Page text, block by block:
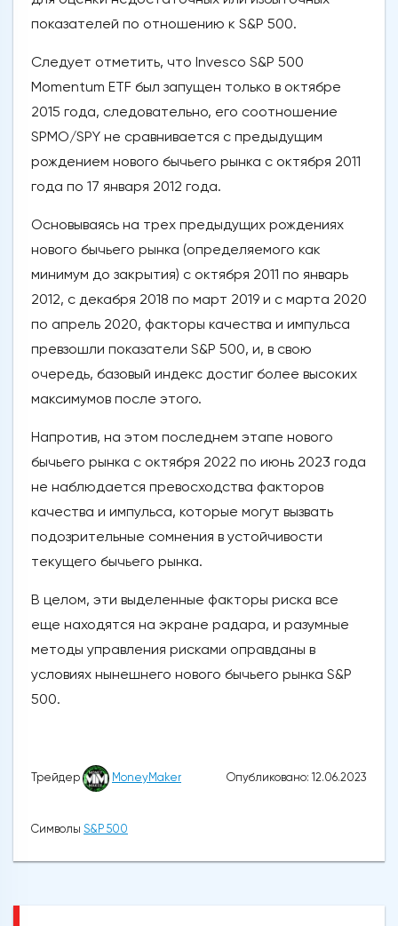
показателей по отношению к S&P 500.
Следует отметить, что Invesco S&P 500
Momentum ETF был запущен только в октябре
2015 года, следовательно, его соотношение
SPMO/SPY не сравнивается с предыдущим
рождением нового бычьего рынка с октября 2011
года по 17 января 2012 года.
Основываясь на трех предыдущих рождениях
нового бычьего рынка (определяемого как
минимум до закрытия) с октября 2011 по январь
2012, с декабря 2018 по март 2019 и с марта 2020
по апрель 2020, факторы качества и импульса
превзошли показатели S&P 500, и, в свою
очередь, базовый индекс достиг более высоких
максимумов после этого.
Напротив, на этом последнем этапе нового
бычьего рынка с октября 2022 по июнь 2023 года
не наблюдается превосходства факторов
качества и импульса, которые могут вызвать
подозрительные сомнения в устойчивости
текущего бычьего рынка.
В целом, эти выделенные факторы риска все
еще находятся на экране радара, и разумные
методы управления рисками оправданы в
условиях нынешнего нового бычьего рынка S&P
500.
Трейдер MoneyMaker Опубликовано: 12.06.2023
Символы S&P 500